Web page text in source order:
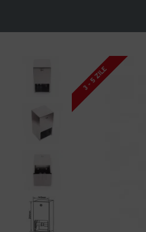
3 - 5 ZILE